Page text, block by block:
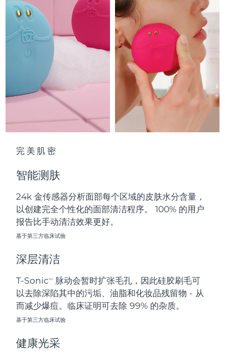
完美肌密
智能测肤
24k 金传感器分析面部每个区域的皮肤水分含量，
以创建完全个性化的面部清洁程序。 100% 的用户
报告比手动清洁效果更好。
基于第三方临床试验
深层清洁
T-SonicTM
脉动会暂时扩张毛孔，因此硅胶刷毛可
以去除深陷其中的污垢、油脂和化妆品残留物 - 从
而减少爆痘。临床证明可去除 99% 的杂质。
基于第三方临床试验
健康光采
FOREO APP
关于我们
科威特 预计送达日期 8/9/26
拉脱维亚 预计送达日期 8/9/26
预计送达日期 8/10/26
立陶宛 预计送达日期 8/9/26
卢森堡 8/9/26
马耳他
墨西哥 预计送达日期 8/13/26
摩纳哥
荷兰
新西兰 预计送达日期8/9/26
挪威 预计送达日期